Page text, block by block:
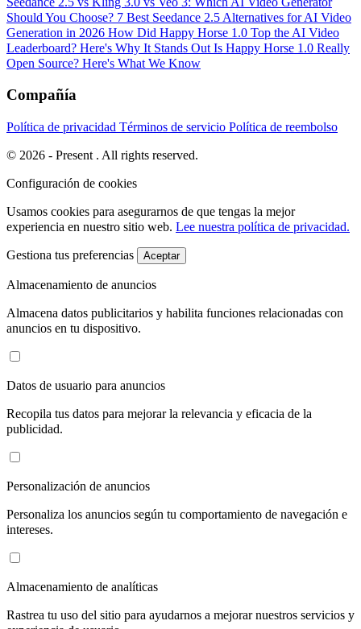
Should You Choose? 7 Best Seedance 2.5 Alternatives for AI Video
Generation in 2026 How Did Happy Horse 1.0 Top the AI Video
Leaderboard? Here's Why It Stands Out Is Happy Horse 1.0 Really
Open Source? Here's What We Know
Compañía
Política de privacidad Términos de servicio Política de reembolso
© 2026 - Present . All rights reserved.
Configuración de cookies
Usamos cookies para asegurarnos de que tengas la mejor
experiencia en nuestro sitio web. Lee nuestra política de privacidad.
Gestiona tus preferencias Aceptar
Almacenamiento de anuncios
Almacena datos publicitarios y habilita funciones relacionadas con
anuncios en tu dispositivo.
Datos de usuario para anuncios
Recopila tus datos para mejorar la relevancia y eficacia de la
publicidad.
Personalización de anuncios
Personaliza los anuncios según tu comportamiento de navegación e
intereses.
Almacenamiento de analíticas
Rastrea tu uso del sitio para ayudarnos a mejorar nuestros servicios y